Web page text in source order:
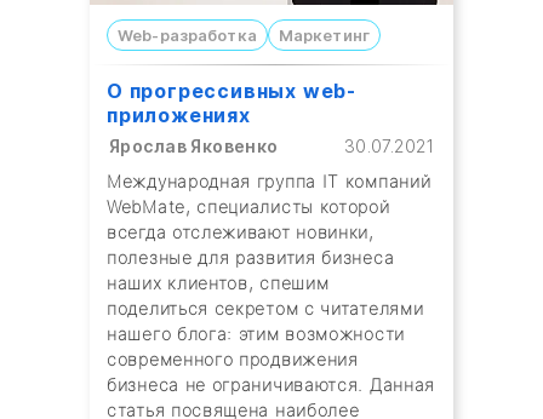
Web-разработка Маркетинг
О прогрессивных web-
приложениях
Ярослав Яковенко
30.07.2021
Международная группа IT компаний
WebMate, специалисты которой
всегда отслеживают новинки,
полезные для развития бизнеса
наших клиентов, спешим
поделиться секретом с читателями
нашего блога: этим возможности
современного продвижения
бизнеса не ограничиваются. Данная
статья посвящена наиболее